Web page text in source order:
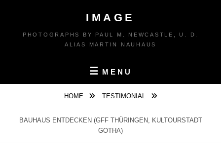
content
IMAGE
PHOTOGRAPHS BY PAUL M. NEWCASTLE, U. D.
ALIAS MARTIN NAUHAUS
MENU
HOME TESTIMONIAL
BAUHAUS ENTDECKEN (GFF THÜRINGEN, KULTOURSTADT
GOTHA)